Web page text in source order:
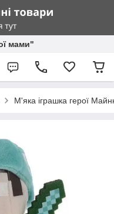
мами"
М'яка іграшка герої